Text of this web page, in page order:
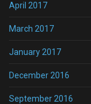
April 2017
March 2017
January 2017
December 2016
September 2016